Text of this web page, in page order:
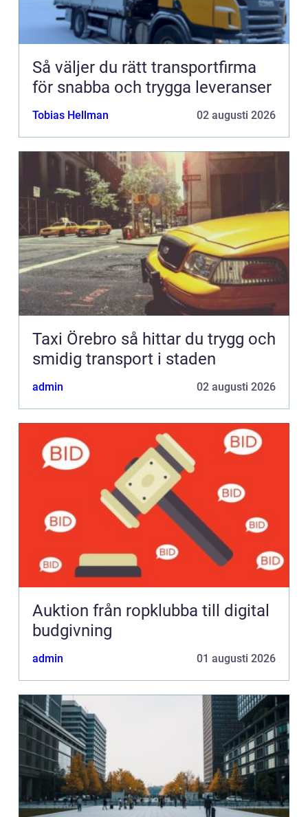
Så väljer du rätt transportfirma
för snabba och trygga leveranser
Tobias Hellman 02 augusti 2026
Taxi Örebro så hittar du trygg och
smidig transport i staden
admin 02 augusti 2026
Auktion från ropklubba till digital
budgivning
admin 01 augusti 2026